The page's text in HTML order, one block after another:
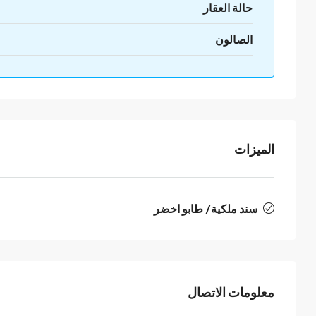
حالة العقار
الصالون
الميزات
سند ملكية/ طابو اخضر
معلومات الاتصال